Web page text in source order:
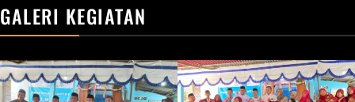
GALERI KEGIATAN